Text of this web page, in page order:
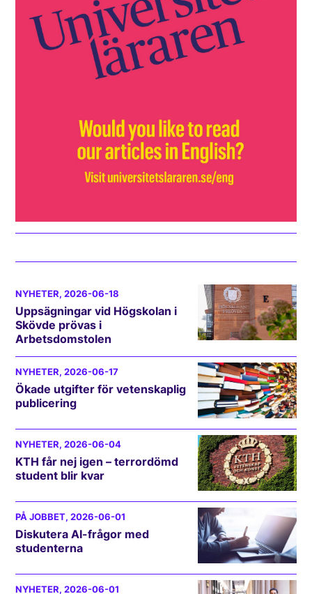
NYHETER, 2026-06-18
Uppsägningar vid Högskolan i
Skövde prövas i
Arbetsdomstolen
NYHETER, 2026-06-17
Ökade utgifter för vetenskaplig
publicering
NYHETER, 2026-06-04
KTH får nej igen – terrordömd
student blir kvar
PÅ JOBBET, 2026-06-01
Diskutera AI-frågor med
studenterna
NYHETER, 2026-06-01